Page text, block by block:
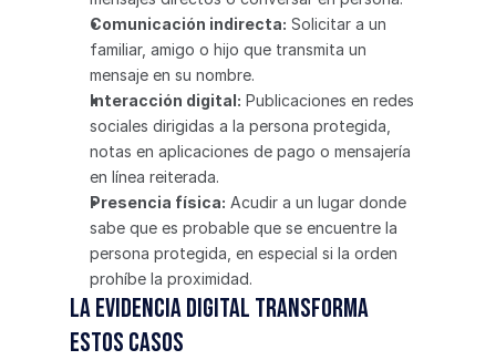
Comunicación indirecta: Solicitar a un
familiar, amigo o hijo que transmita un
mensaje en su nombre.
Interacción digital: Publicaciones en redes
sociales dirigidas a la persona protegida,
notas en aplicaciones de pago o mensajería
en línea reiterada.
Presencia física: Acudir a un lugar donde
sabe que es probable que se encuentre la
persona protegida, en especial si la orden
prohíbe la proximidad.
La evidencia digital transforma
estos casos